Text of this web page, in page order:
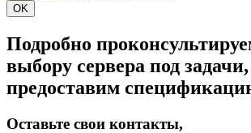
OK
Подробно
выбору сервера под задачи,
предоставим
Оставьте свои контакты,